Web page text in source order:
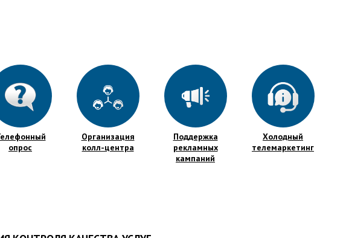
опрос
Организация
колл-центра
Поддержка
рекламных
кампаний
Холодный
телемаркетинг